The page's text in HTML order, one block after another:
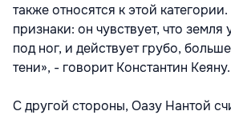
также относятся к этой
признаки: он чувствует, что земля
под ног, и действует грубо,
тени», - говорит Константин Кеяну.
С другой стороны, Оазу Нантой